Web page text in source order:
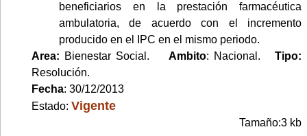
beneficiarios en la prestación farmacéutica
ambulatoria, de acuerdo con el incremento
producido en el IPC en el mismo periodo.
Area: Bienestar Social. Ambito: Nacional. Tipo:
Resolución.
Fecha: 30/12/2013
Estado: Vigente
Tamaño:3 kb